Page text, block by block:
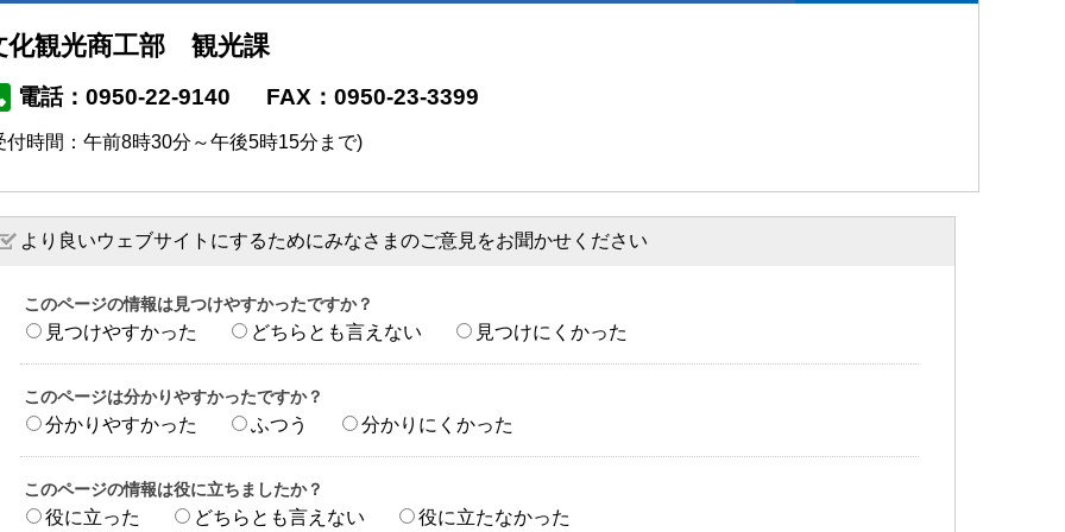
化観光商工部 観光課
電話：0950-22-9140 FAX：0950-23-3399
付時間：午前8時30分～午後5時15分まで)
より良いウェブサイトにするためにみなさまのご意見をお聞かせください
このページの情報は見つけやすかったですか？
見つけやすかった どちらとも言えない 見つけにくかった
このページは分かりやすかったですか？
分かりやすかった ふつう 分かりにくかった
このページの情報は役に立ちましたか？
役に立った どちらとも言えない 役に立たなかった